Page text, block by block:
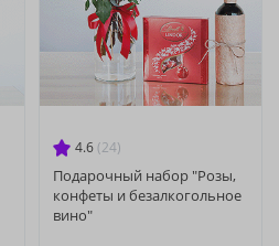
4.6 (24)
Подарочный набор "Розы,
конфеты и безалкогольное
вино"